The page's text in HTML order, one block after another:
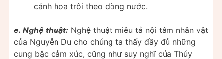
cánh hoa trôi theo dòng nước.
e. Nghệ thuật: Nghệ thuật miêu tả nội tâm nhân vật
của Nguyễn Du cho chúng ta thấy đầy đủ những
cung bậc cảm xúc, cũng như suy nghĩ của Thúy